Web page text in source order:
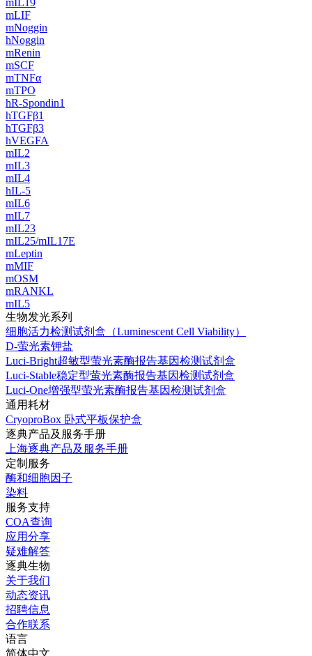
mIL19
mLIF
mNoggin
hNoggin
mRenin
mSCF
mTNFα
mTPO
hR-Spondin1
hTGFβ1
hTGFβ3
hVEGFA
mIL2
mIL3
mIL4
hIL-5
mIL6
mIL7
mIL23
mIL25/mIL17E
mLeptin
mMIF
mOSM
mRANKL
mIL5
生物发光系列
细胞活力检测试剂盒（Luminescent Cell Viability）
D-萤光素钾盐
Luci-Bright超敏型萤光素酶报告基因检测试剂盒
Luci-Stable稳定型萤光素酶报告基因检测试剂盒
Luci-One增强型萤光素酶报告基因检测试剂盒
通用耗材
CryoproBox 卧式平板保护盒
逐典产品及服务手册
上海逐典产品及服务手册
定制服务
酶和细胞因子
染料
服务支持
COA查询
应用分享
疑难解答
逐典生物
关于我们
动态资讯
招聘信息
合作联系
语言
简体中文